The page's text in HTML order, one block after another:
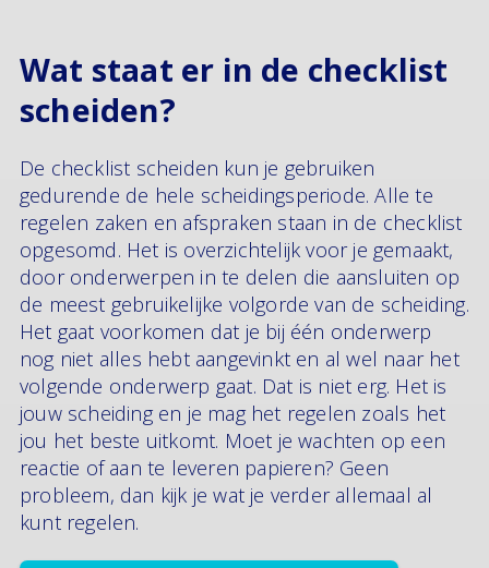
Wat staat er in de checklist
scheiden?
De checklist scheiden kun je gebruiken
gedurende de hele scheidingsperiode. Alle te
regelen zaken en afspraken staan in de checklist
opgesomd. Het is overzichtelijk voor je gemaakt,
door onderwerpen in te delen die aansluiten op
de meest gebruikelijke volgorde van de scheiding.
Het gaat voorkomen dat je bij één onderwerp
nog niet alles hebt aangevinkt en al wel naar het
volgende onderwerp gaat. Dat is niet erg. Het is
jouw scheiding en je mag het regelen zoals het
jou het beste uitkomt. Moet je wachten op een
reactie of aan te leveren papieren? Geen
probleem, dan kijk je wat je verder allemaal al
kunt regelen.